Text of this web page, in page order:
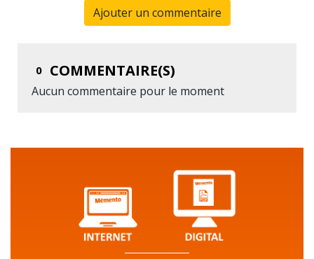
Ajouter un commentaire
0 COMMENTAIRE(S)
Aucun commentaire pour le moment